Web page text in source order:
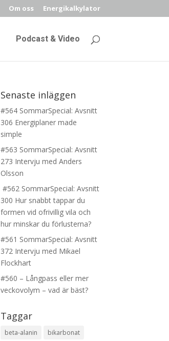
Om oss Energikalkylator
Podcast & Video
Senaste inläggen
#564 SommarSpecial: Avsnitt
306 Energiplaner made
simple
#563 SommarSpecial: Avsnitt
273 Intervju med Anders
Olsson
#562 SommarSpecial: Avsnitt
300 Hur snabbt tappar du
formen vid ofrivillig vila och
hur minskar du förlusterna?
#561 SommarSpecial: Avsnitt
372 Intervju med Mikael
Flockhart
#560 – Långpass eller mer
veckovolym – vad är bäst?
Taggar
beta-alanin
bikarbonat